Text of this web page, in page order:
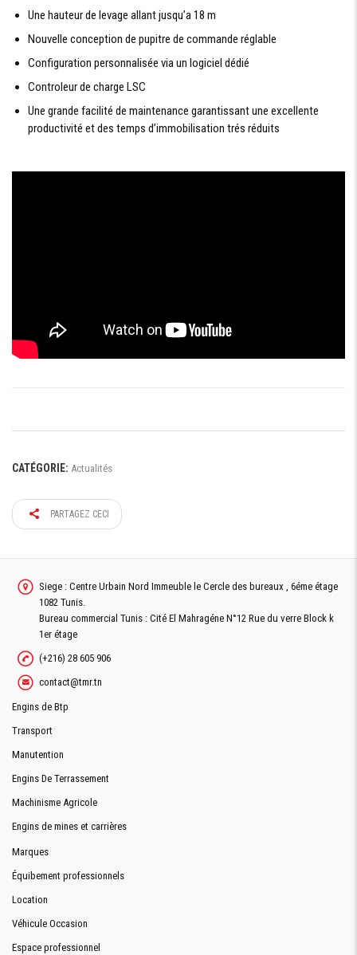
Une hauteur de levage allant jusqu’a 18 m
Nouvelle conception de pupitre de commande réglable
Configuration personnalisée via un logiciel dédié
Controleur de charge LSC
Une grande facilité de maintenance garantissant une excellente
productivité et des temps d’immobilisation trés réduits
CATÉGORIE: Actualités
PARTAGEZ CECI
Siege : Centre Urbain Nord Immeuble le Cercle des bureaux , 6éme étage
1082 Tunis.
Bureau commercial Tunis : Cité El Mahragéne N°12 Rue du verre Block k
1er étage
(+216) 28 605 906
contact@tmr.tn
Engins de Btp
Transport
Manutention
Engins De Terrassement
Machinisme Agricole
Engins de mines et carrières
Marques
Équibement professionnels
Location
Véhicule Occasion
Espace professionnel